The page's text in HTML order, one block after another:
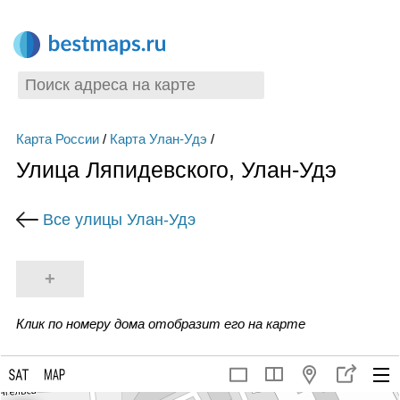
Карта России/ Карта Улан-Удэ /
Улица Ляпидевского, Улан-Удэ
Все улицы Улан-Удэ
+
Клик по номеру дома отобразит его на карте